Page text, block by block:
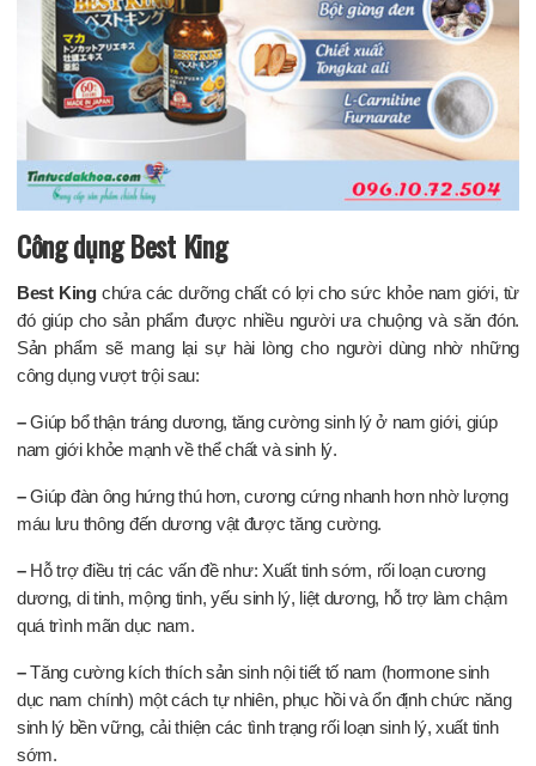
Công dụng Best King
Best Kingchứa các dưỡng chất có lợi cho sức khỏe nam giới, từ
đó giúp cho sản phẩm được nhiều người ưa chuộng và săn đón.
Sản phẩm sẽ mang lại sự hài lòng cho người dùng nhờ những
công dụng vượt trội sau:
–Giúp bổ thận tráng dương, tăng cường sinh lý ở nam giới, giúp
nam giới khỏe mạnh về thể chất và sinh lý.
–Giúp đàn ông hứng thú hơn, cương cứng nhanh hơn nhờ lượng
máu lưu thông đến dương vật được tăng cường.
– Hỗ trợđiều trị các vấn đề như: Xuất tinh sớm, rối loạn cương
dương, di tinh, mộng tinh, yếu sinh lý, liệt dương, hỗ trợlàm chậm
quá trình mãn dục nam.
–Tăng cường kích thích sản sinh nội tiết tố nam (hormone sinh
dục nam chính) một cách tự nhiên, phục hồi và ổn định chức năng
sinh lý bền vững, cải thiện các tình trạng rối loạn sinh lý, xuất tinh
sớm.